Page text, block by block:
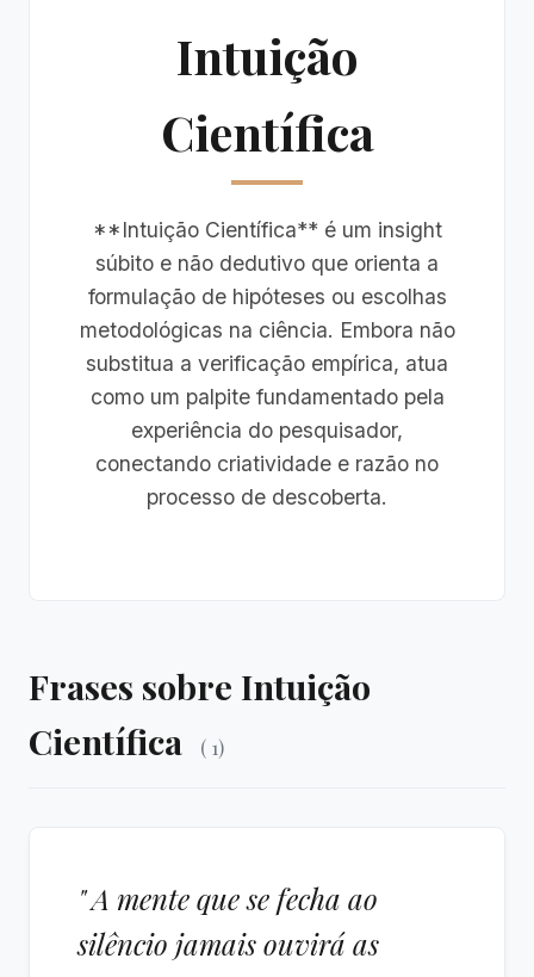
Intuição
Científica
**Intuição Científica** é um insight
súbito e não dedutivo que orienta a
formulação de hipóteses ou escolhas
metodológicas na ciência. Embora não
substitua a verificação empírica, atua
como um palpite fundamentado pela
experiência do pesquisador,
conectando criatividade e razão no
processo de descoberta.
Frases sobre Intuição
Científica
( 1)
" A mente que se fecha ao
silêncio jamais ouvirá as